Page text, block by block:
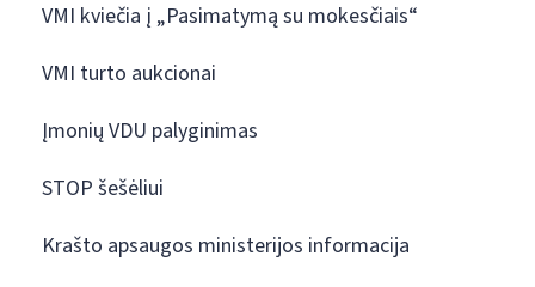
VMI kviečia į „Pasimatymą su mokesčiais“
VMI turto aukcionai
Įmonių VDU palyginimas
STOP šešėliui
Krašto apsaugos ministerijos informacija